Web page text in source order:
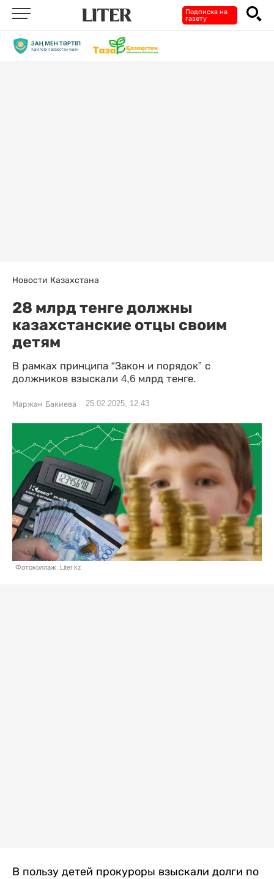
Подписка на
газету
Новости Казахстана
28 млрд тенге должны
казахстанские отцы своим
детям
В рамках принципа “Закон и порядок” с
должников взыскали 4,6 млрд тенге.
Маржан Бакиева 25.02.2025, 12:43
Фотоколлаж: Liter.kz
В пользу детей прокуроры взыскали долги по